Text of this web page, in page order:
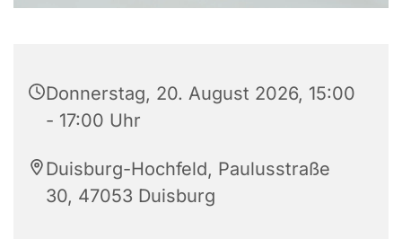
Donnerstag, 20. August 2026, 15:00
- 17:00 Uhr
Duisburg-Hochfeld, Paulusstraße
30, 47053 Duisburg